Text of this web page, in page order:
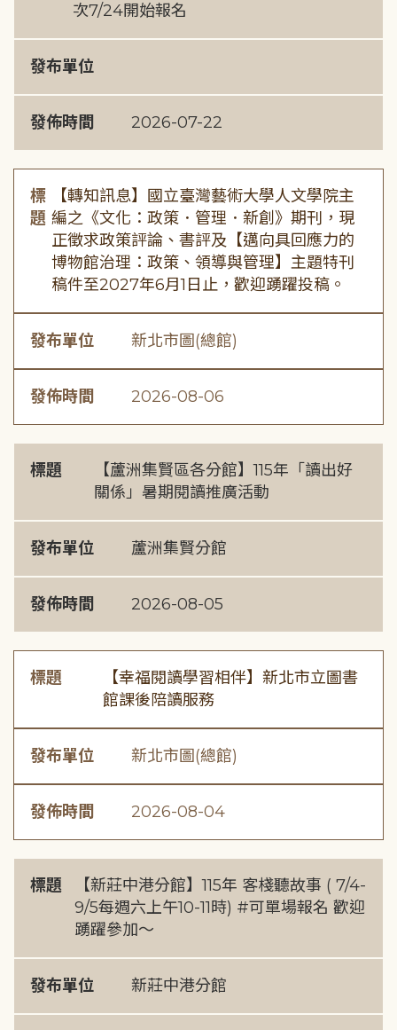
次7/24開始報名
發布單位
發佈時間 2026-07-22
標
題
【轉知訊息】國立臺灣藝術大學人文學院主
編之《文化：政策．管理．新創》期刊，現
正徵求政策評論、書評及【邁向具回應力的
博物館治理：政策、領導與管理】主題特刊
稿件至2027年6月1日止，歡迎踴躍投稿。
發布單位 新北市圖(總館)
發佈時間 2026-08-06
標題
【蘆洲集賢區各分館】115年「讀出好
關係」暑期閱讀推廣活動
發布單位 蘆洲集賢分館
發佈時間 2026-08-05
標題
【幸福閱讀學習相伴】新北市立圖書
館課後陪讀服務
發布單位 新北市圖(總館)
發佈時間 2026-08-04
標題
【新莊中港分館】115年 客棧聽故事 ( 7/4-
9/5每週六上午10-11時) #可單場報名 歡迎
踴躍參加～
發布單位 新莊中港分館